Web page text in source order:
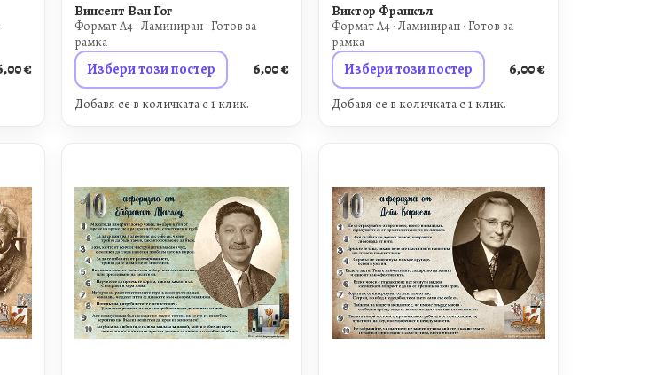
€
Винсент Ван Гог
Формат A4 · Ламиниран · Готов за
рамка
Избери този постер 6,00€
Добавя се в количката с 1 клик.
Виктор Франкъл
Формат A4 · Ламиниран · Готов за
рамка
Избери този постер 6,00€
Добавя се в количката с 1 клик.